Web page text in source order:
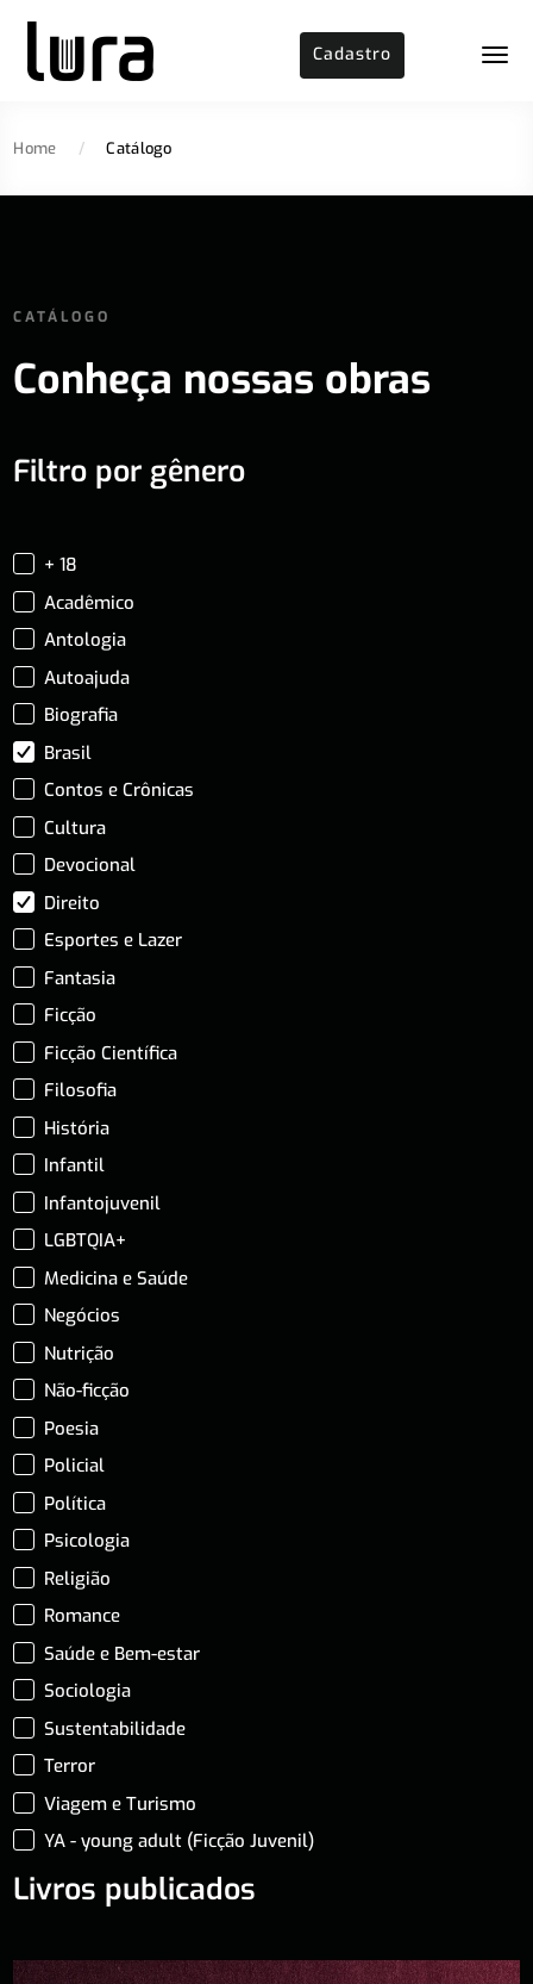
Cadastro
Home / Catálogo
CATÁLOGO
Conheça nossas obras
Filtro por gênero
+ 18
Acadêmico
Antologia
Autoajuda
Biografia
Brasil
Contos e Crônicas
Cultura
Devocional
Direito
Esportes e Lazer
Fantasia
Ficção
Ficção Científica
Filosofia
História
Infantil
Infantojuvenil
LGBTQIA+
Medicina e Saúde
Negócios
Nutrição
Não-ficção
Poesia
Policial
Política
Psicologia
Religião
Romance
Saúde e Bem-estar
Sociologia
Sustentabilidade
Terror
Viagem e Turismo
YA - young adult (Ficção Juvenil)
Livros publicados